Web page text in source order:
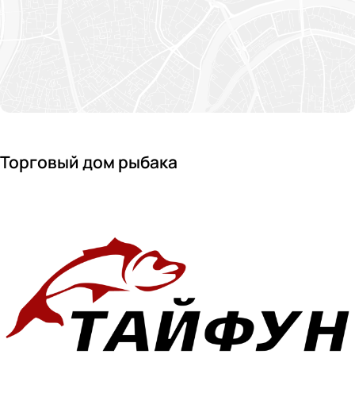
Торговый дом рыбака